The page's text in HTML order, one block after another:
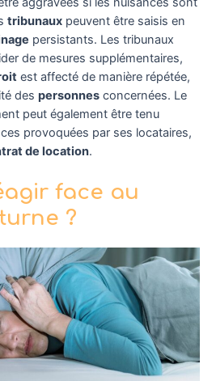
tribunaux peuvent être saisis en
persistants. Les tribunaux
de mesures supplémentaires,
est affecté de manière répétée,
des personnes concernées. Le
peut également être tenu
provoquées par ses locataires,
de location.
face au
?